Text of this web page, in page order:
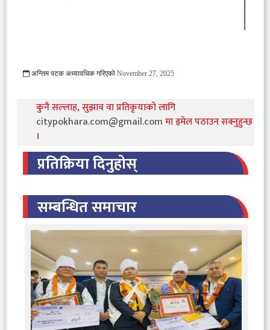
अन्तिम पटक अध्यावधिक गरिएको November 27, 2025
कुनै सल्लाह, सुझाव वा प्रतिकृयाको लागि
citypokhara.com@gmail.comमा इमेल पठाउन सक्नुहुन्छ
।
प्रतिक्रिया दिनुहोस्
सम्बन्धित समाचार